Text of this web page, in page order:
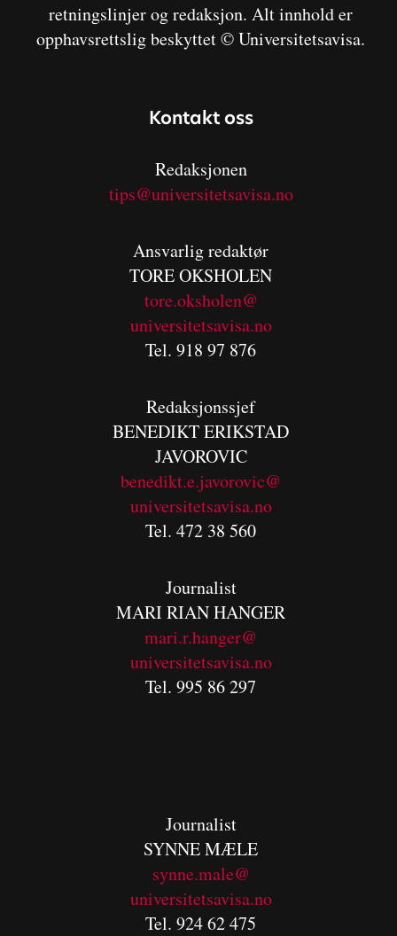
retningslinjer og redaksjon. Alt innhold er
opphavsrettslig beskyttet © Universitetsavisa.
Kontakt oss
Redaksjonen
tips@universitetsavisa.no
Ansvarlig redaktør
TORE OKSHOLEN
tore.oksholen@
universitetsavisa.no
Tel. 918 97 876
Redaksjonssjef
BENEDIKTERIKSTAD
JAVOROVIC
benedikt.e.javorovic@
universitetsavisa.no
Tel. 472 38 560
Journalist
MARI RIAN HANGER
mari.r.hanger@
universitetsavisa.no
Tel. 995 86 297
Journalist
SYNNE MÆLE
synne.male@
universitetsavisa.no
Tel. 924 62 475